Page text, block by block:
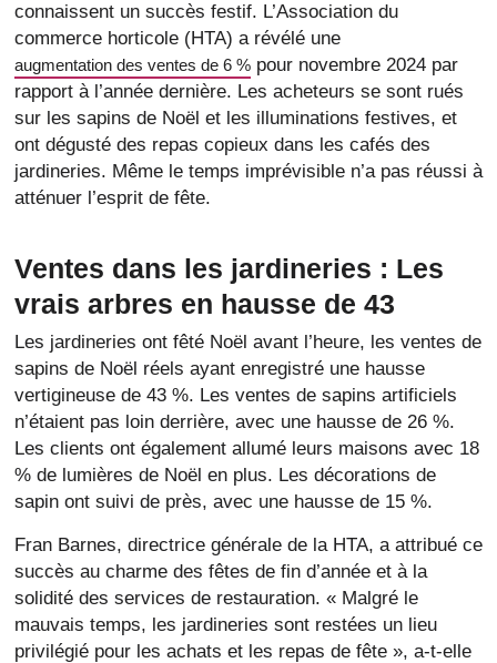
connaissent un succès festif. L’Association du
commerce horticole (HTA) a révélé une
augmentation des ventes de 6 %pour novembre 2024 par
rapport à l’année dernière. Les acheteurs se sont rués
sur les sapins de Noël et les illuminations festives, et
ont dégusté des repas copieux dans les cafés des
jardineries. Même le temps imprévisible n’a pas réussi à
atténuer l’esprit de fête.
Ventes dans les jardineries : Les
vrais arbres en hausse de 43
Les jardineries ont fêté Noël avant l’heure, les ventes de
sapins de Noël réels ayant enregistré une hausse
vertigineuse de 43 %. Les ventes de sapins artificiels
n’étaient pas loin derrière, avec une hausse de 26 %.
Les clients ont également allumé leurs maisons avec 18
% de lumières de Noël en plus. Les décorations de
sapin ont suivi de près, avec une hausse de 15 %.
Fran Barnes, directrice générale de la HTA, a attribué ce
succès au charme des fêtes de fin d’année et à la
solidité des services de restauration. « Malgré le
mauvais temps, les jardineries sont restées un lieu
privilégié pour les achats et les repas de fête », a-t-elle